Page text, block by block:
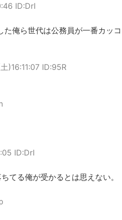
ID:DrI
俺ら世代は公務員が一番カッコ
)16:11:07 ID:95R
ID:DrI
てる俺が受かるとは思えない。